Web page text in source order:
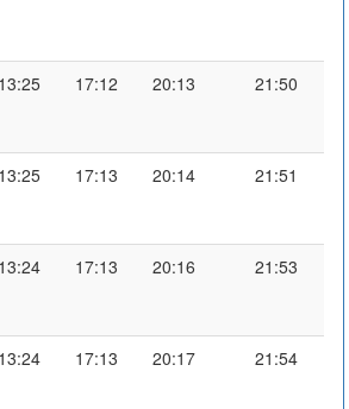
13:25 17:12 20:13 21:50
13:25 17:13 20:14 21:51
13:24 17:13 20:16 21:53
13:24 17:13 20:17 21:54